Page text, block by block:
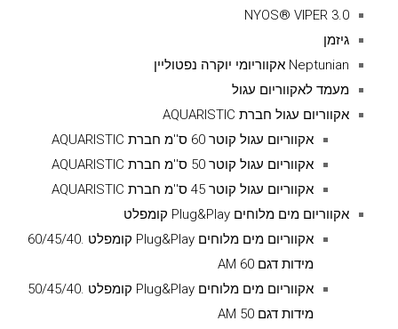
NYOS® VIPER 3.0
גיזמן
Neptunian אקווריומי יוקרה נפטוליין
מעמד לאקווריום עגול
אקווריום עגול חברת AQUARISTIC
אקווריום עגול קוטר 60 ס''מ חברת AQUARISTIC
אקווריום עגול קוטר 50 ס''מ חברת AQUARISTIC
אקווריום עגול קוטר 45 ס''מ חברת AQUARISTIC
אקווריום מים מלוחים Plug&Play קומפלט
אקווריום מים מלוחים Plug&Play קומפלט .60/45/40
מידות דגם AM 60
אקווריום מים מלוחים Plug&Play קומפלט .50/45/40
מידות דגם AM 50